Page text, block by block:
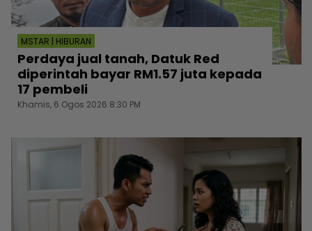
MSTAR | HIBURAN
Perdaya jual tanah, Datuk Red
diperintah bayar RM1.57 juta kepada
17 pembeli
Khamis, 6 Ogos 2026 8:30 PM